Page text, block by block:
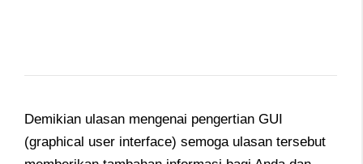
Demikian ulasan mengenai pengertian GUI
(graphical user interface) semoga ulasan tersebut